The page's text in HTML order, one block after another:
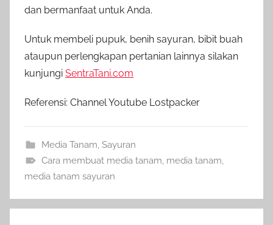
dan bermanfaat untuk Anda.
Untuk membeli pupuk, benih sayuran, bibit buah
ataupun perlengkapan pertanian lainnya silakan
kunjungi SentraTani.com
Referensi: Channel Youtube Lostpacker
Media Tanam, Sayuran
Cara membuat media tanam, media tanam,
media tanam sayuran